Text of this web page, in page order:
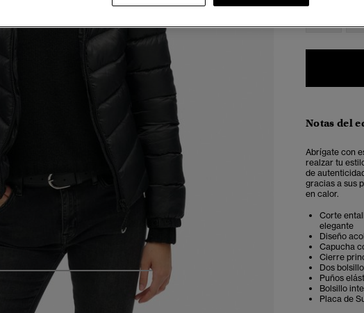
7
Notas del
Abrígate con
realzar tu
de
gracias a sus
en calor.
Corte
elegante
Diseño
Capucha
Cierre
Dos
Puños
Bolsillo
Placa de